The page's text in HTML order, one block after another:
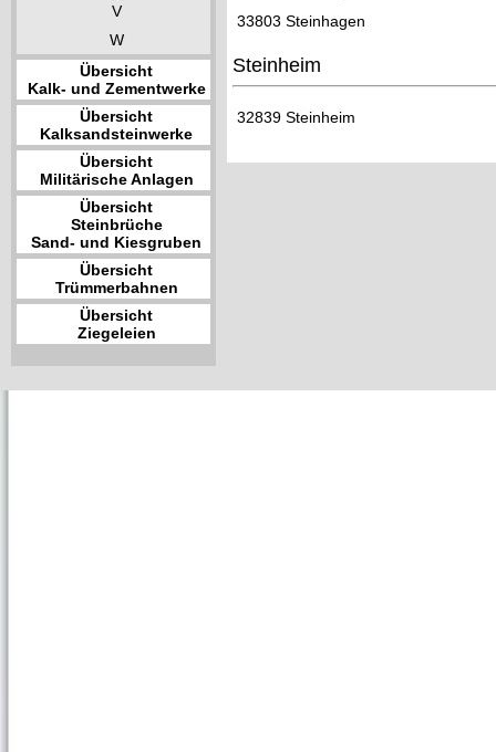
V
W
Übersicht
Kalk- und Zementwerke
Übersicht
Kalksandsteinwerke
Übersicht
Militärische Anlagen
Übersicht
Steinbrüche
Sand- und Kiesgruben
Übersicht
Trümmerbahnen
Übersicht
Ziegeleien
33803 Steinhagen
Steinheim
32839 Steinheim